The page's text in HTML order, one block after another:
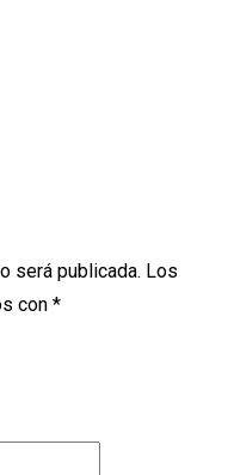
será publicada. Los
con *